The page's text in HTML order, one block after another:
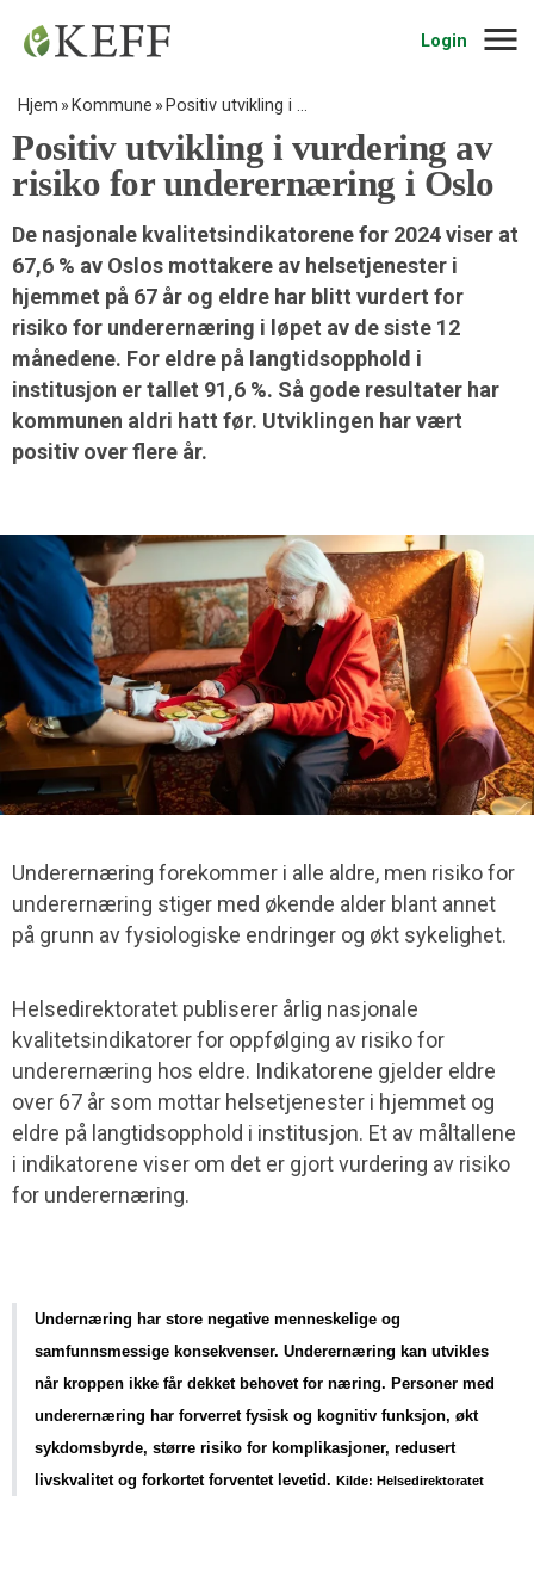
Login
Hjem Kommune Positiv utvikling i …
Positiv utvikling i vurdering av
risiko for underernæring i Oslo
De nasjonale kvalitetsindikatorene for 2024 viser at
67,6 % av Oslos mottakere av helsetjenester i
hjemmet på 67 år og eldre har blitt vurdert for
risiko for underernæring i løpet av de siste 12
månedene. For eldre på langtidsopphold i
institusjon er tallet 91,6 %. Så gode resultater har
kommunen aldri hatt før. Utviklingen har vært
positiv over flere år.
Underernæring forekommer i alle aldre, men risiko for
underernæring stiger med økende alder blant annet
på grunn av fysiologiske endringer og økt sykelighet.
Helsedirektoratet publiserer årlig nasjonale
kvalitetsindikatorer for oppfølging av risiko for
underernæring hos eldre. Indikatorene gjelder eldre
over 67 år som mottar helsetjenester i hjemmet og
eldre på langtidsopphold i institusjon. Et av måltallene
i indikatorene viser om det er gjort vurdering av risiko
for underernæring.
Undernæring har store negative menneskelige og
samfunnsmessige konsekvenser. Underernæring kan utvikles
når kroppen ikke får dekket behovet for næring. Personer med
underernæring har forverret fysisk og kognitiv funksjon, økt
sykdomsbyrde, større risiko for komplikasjoner, redusert
livskvalitet og forkortet forventet levetid. Kilde: Helsedirektoratet